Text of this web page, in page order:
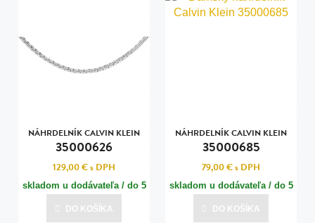
NÁHRDELNÍK CALVIN KLEIN
35000626
129,00 €s DPH
skladom u dodávateľa / do 5
dní
Posledná aktualizácia dnes o 20:00
DO KOŠÍKA
NÁHRDELNÍK CALVIN KLEIN
35000685
79,00 €s DPH
skladom u dodávateľa / do 5
dní
Posledná aktualizácia dnes o 20:00
DO KOŠÍKA